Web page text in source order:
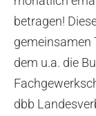
betragen!
gemeinsamen
dem u.a. die
dbb